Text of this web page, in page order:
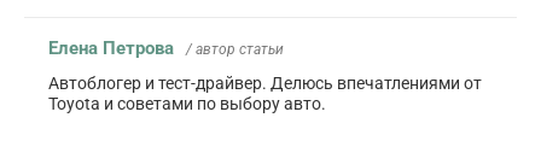
Елена Петрова / автор статьи
Автоблогер и тест-драйвер. Делюсь впечатлениями от
Toyota и советами по выбору авто.